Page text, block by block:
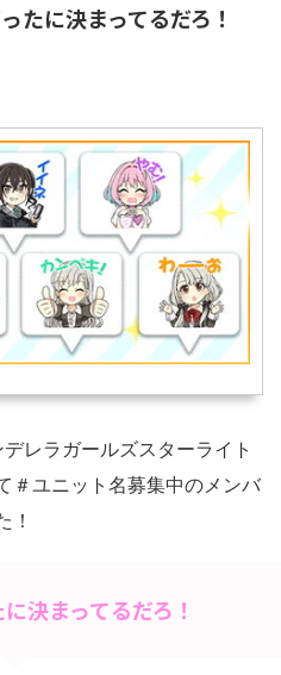
たに決まってるだろ！
レラガールズスターライト
＃ユニット名募集中のメンバ
！
決まってるだろ！